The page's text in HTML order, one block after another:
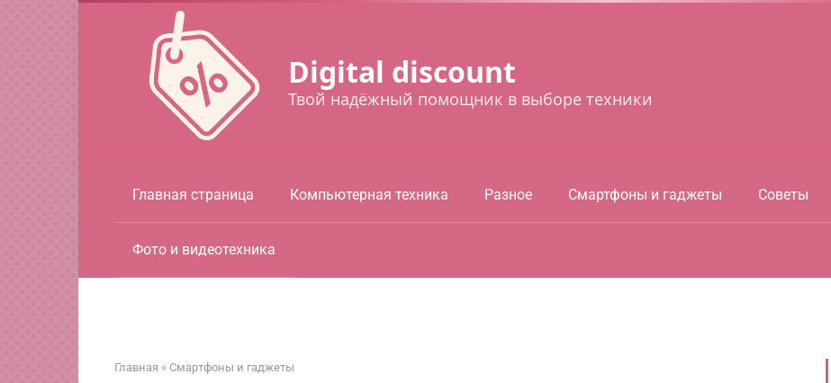
Digital discount
Твой надёжный помощник в выборе техники
Главная страница Компьютерная техника Разное Смартфоны и гаджеты Советы
Фото и видеотехника
Главная » Смартфоны и гаджеты